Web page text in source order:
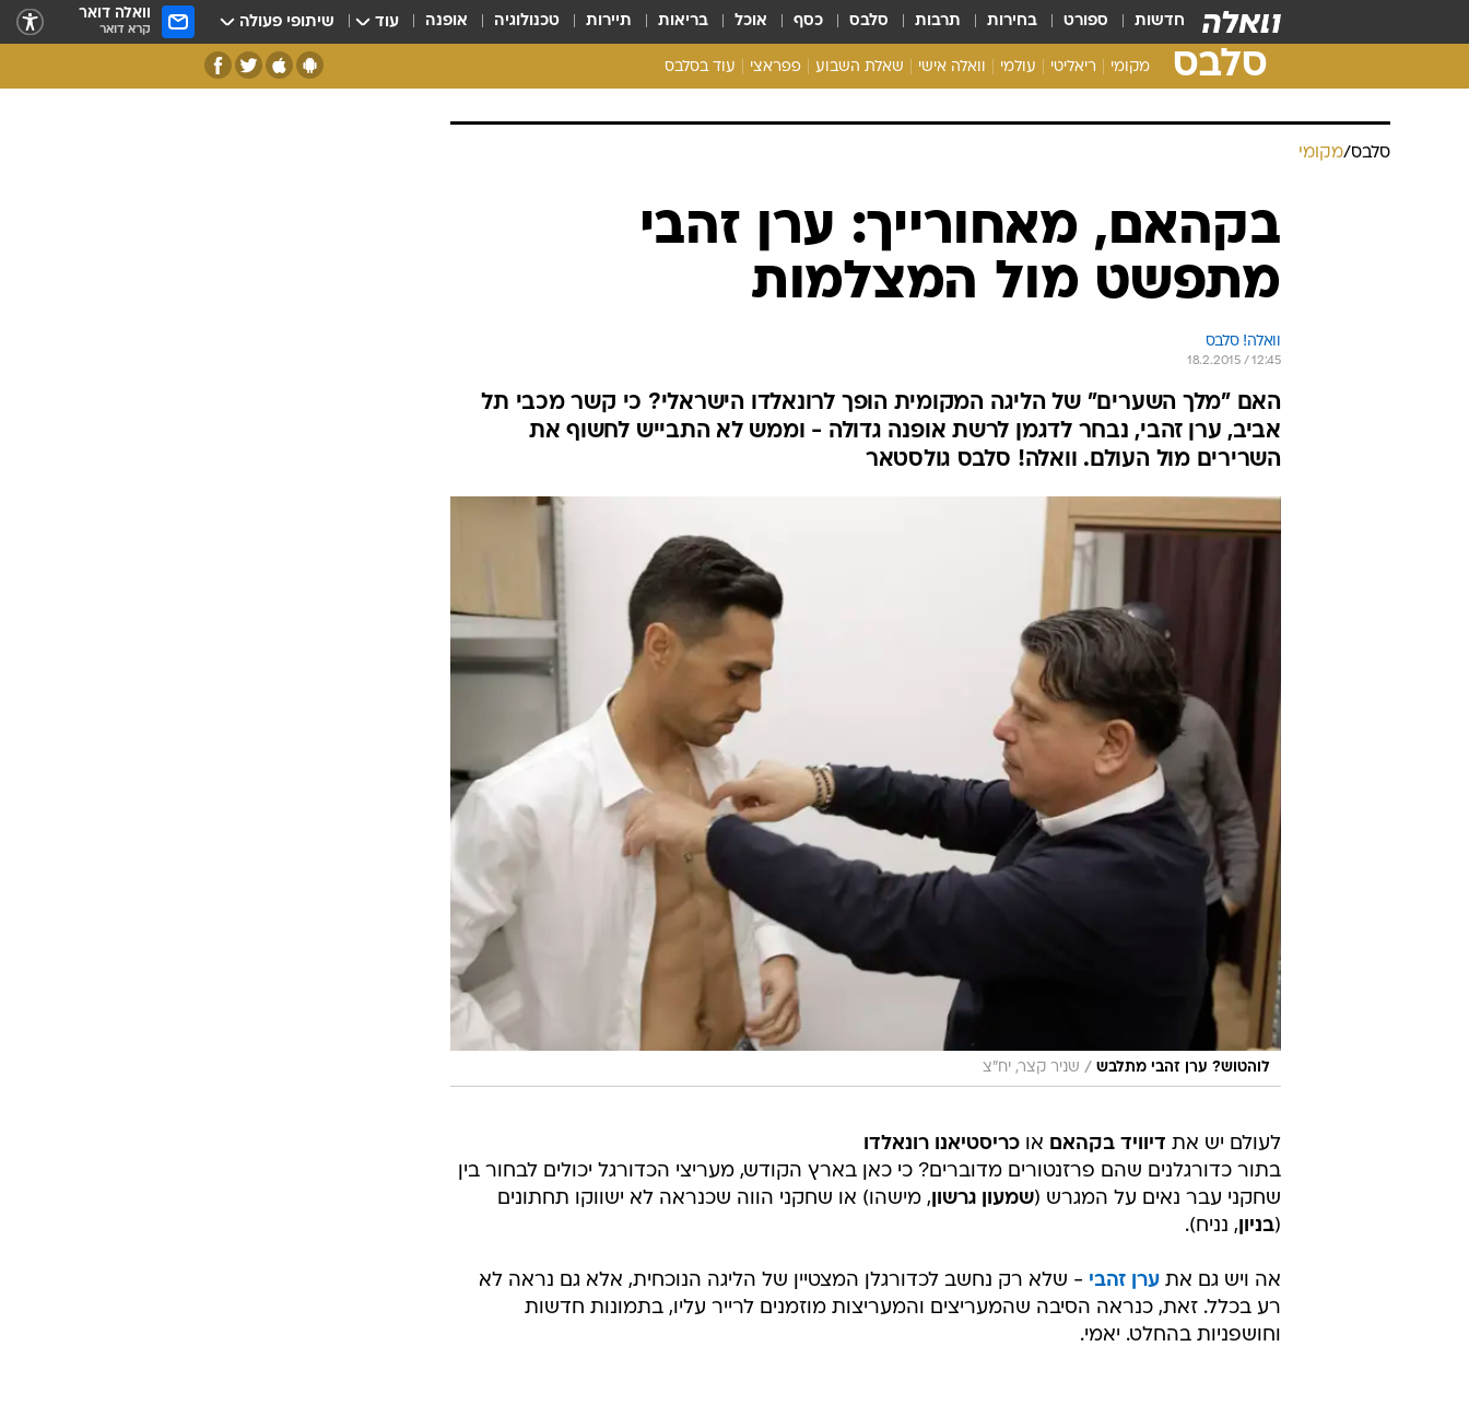
חדשות ספורט בחירות תרבות סלבס כסף אוכל בריאות תיירות טכנולוגיה אופנה עוד שיתופי פעולה וואלה דואר
קרא דואר
סלבס מקומי ריאליטי עולמי וואלה אישי שאלת השבוע פפראצי עוד בסלבס
רכלו לנו
סלבס/מקומי
בקהאם, מאחורייך: ערן זהבי
מתפשט מול המצלמות
וואלה! סלבס
18.2.2015 / 12:45
האם "מלך השערים" של הליגה המקומית הופך לרונאלדו הישראלי? כי קשר מכבי תל
אביב, ערן זהבי, נבחר לדגמן לרשת אופנה גדולה - וממש לא התבייש לחשוף את
השרירים מול העולם. וואלה! סלבס גולסטאר
לוהטוש? ערן זהבי מתלבש / שניר קצר, יח"צ
לעולם יש את דיוויד בקהאם או כריסטיאנו רונאלדו
בתור כדורגלנים שהם פרזנטורים מדוברים? כי כאן בארץ הקודש, מעריצי הכדורגל יכולים לבחור בין
שחקני עבר נאים על המגרש (שמעון גרשון, מישהו) או שחקני הווה שכנראה לא ישווקו תחתונים
(בניון, נניח).
אה ויש גם את ערן זהבי - שלא רק נחשב לכדורגלן המצטיין של הליגה הנוכחית, אלא גם נראה לא
רע בכלל. זאת, כנראה הסיבה שהמעריצים והמעריצות מוזמנים לרייר עליו, בתמונות חדשות
וחושפניות בהחלט. יאמי.